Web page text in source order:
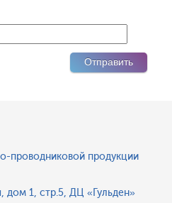
проводниковой продукции
дом 1, стр.5, ДЦ «Гульден»